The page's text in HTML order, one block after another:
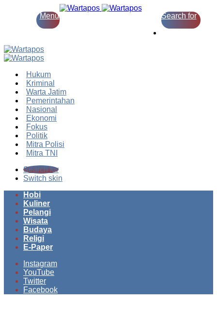
Menu Search for
Hukum
Kriminal
Warta Jatim
Pemerintahan
Nasional
Ekonomi
Fokus
Politik
Mitra Polisi
Mitra TNI
Search for
Switch skin
Hobi
Kuliner
Pelangi
Wisata
Budaya
Religi
E-Paper
Instagram
YouTube
Twitter
Facebook